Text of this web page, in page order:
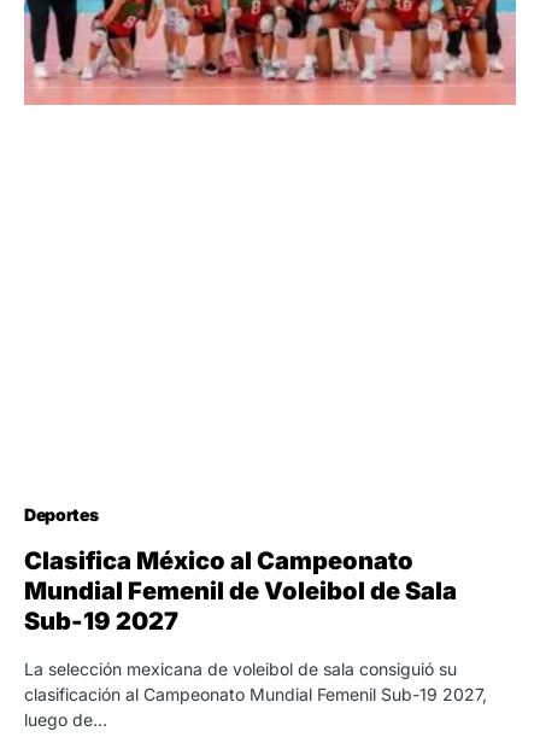
Deportes
Clasifica México al Campeonato
Mundial Femenil de Voleibol de Sala
Sub-19 2027
La selección mexicana de voleibol de sala consiguió su
clasificación al Campeonato Mundial Femenil Sub-19 2027,
luego de…